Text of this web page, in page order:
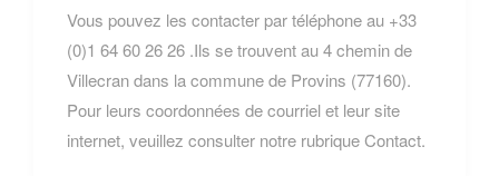
Vous pouvez les contacter par téléphone au +33
(0)1 64 60 26 26 .Ils se trouvent au 4 chemin de
Villecran dans la commune de Provins (77160).
Pour leurs coordonnées de courriel et leur site
internet, veuillez consulter notre rubrique Contact.